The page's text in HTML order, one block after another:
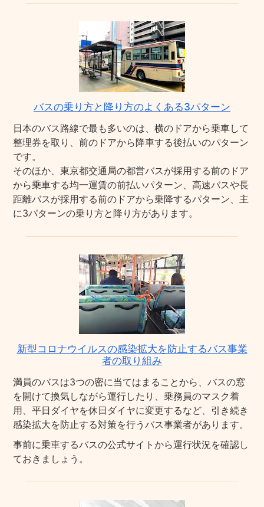
バスの乗り方と降り方のよくある3パターン
日本のバス路線で最も多いのは、横のドアから乗車して
整理券を取り、前のドアから降車する後払いのパターン
です。
そのほか、東京都交通局の都営バスが採用する前のドア
から乗車する均一運賃の前払いパターン、高速バスや長
距離バスが採用する前のドアから乗降するパターン、主
に3パターンの乗り方と降り方があります。
新型コロナウイルスの感染拡大を防止するバス事業
者の取り組み
満員のバスは3つの密に当てはまることから、バスの窓
を開けて換気しながら運行したり、乗務員のマスク着
用、平日ダイヤを休日ダイヤに変更するなど、引き続き
感染拡大を防止する対策を行うバス事業者があります。
事前に乗車するバスの公式サイトから運行状況を確認し
ておきましょう。